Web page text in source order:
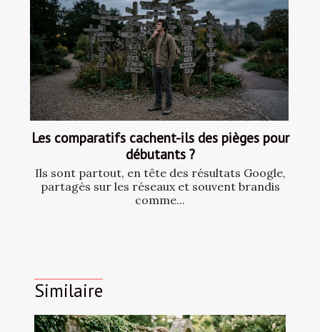
Les comparatifs cachent-ils des pièges pour
débutants ?
Ils sont partout, en tête des résultats Google,
partagés sur les réseaux et souvent brandis
comme...
Similaire